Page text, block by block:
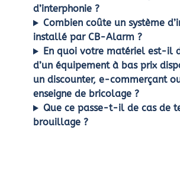
d’interphonie ?
Combien coûte un système
installé par CB-Alarm ?
En quoi votre matériel est-il
d’un équipement à bas prix
un discounter, e-commerçant
enseigne de bricolage ?
Que ce passe-t-il de cas de
brouillage ?